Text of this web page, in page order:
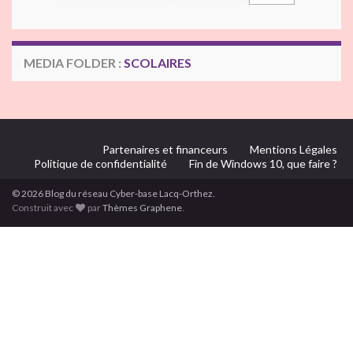
MEDIA FOLDER : SCOLAIRES
Partenaires et financeurs
Mentions Légales
Politique de confidentialité
Fin de Windows 10, que faire ?
© 2026 Blog du réseau Cyber-base Lacq-Orthez.
Construit avec
parThèmes Graphene.